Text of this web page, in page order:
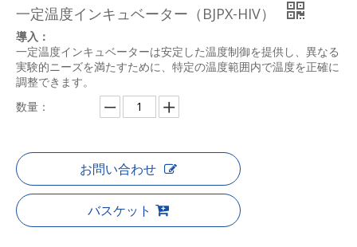
一定温度インキュベーター（BJPX-HIV）
導入：
一定温度インキュベーターは安定した温度制御を提供し、異なる
実験的ニーズを満たすために、特定の温度範囲内で温度を正確に
調整できます。
数量：
お問い合わせ
バスケット